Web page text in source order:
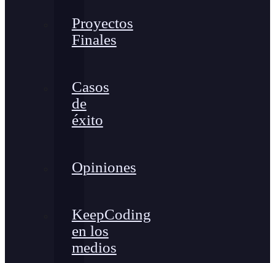
Proyectos
Finales
Casos
de
éxito
Opiniones
KeepCoding
en los
medios